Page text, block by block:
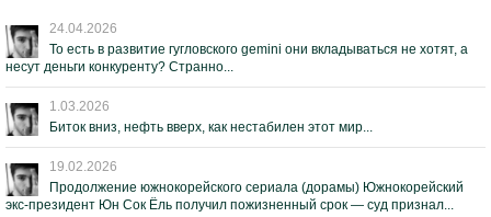
24.04.2026
То есть в развитие гугловского gemini они вкладываться не хотят, а
несут деньги конкуренту? Странно...
1.03.2026
Биток вниз, нефть вверх, как нестабилен этот мир...
19.02.2026
Продолжение южнокорейского сериала (дорамы) Южнокорейский
экс-президент Юн Сок Ёль получил пожизненный срок — суд признал...